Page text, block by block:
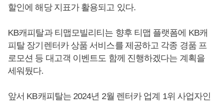
할인에 해당 지표가 활용되고 있다.
KB캐피탈과 티맵모빌리티는 향후 티맵 플랫폼에 KB캐
피탈 장기렌터카 상품 서비스를 제공하고 각종 경품 프
로모션 등 대고객 이벤트도 함께 진행하겠다는 계획을
세워뒀다.
앞서 KB캐피탈는 2024년 2월 렌터카 업계 1위 사업자인